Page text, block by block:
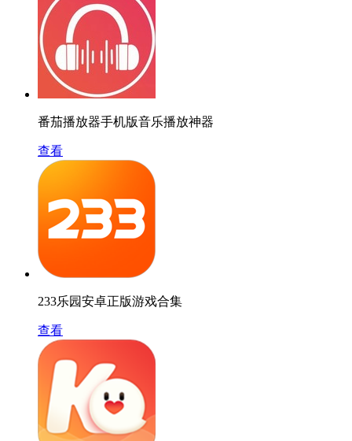
番茄播放器手机版音乐播放神器
查看
233乐园安卓正版游戏合集
查看